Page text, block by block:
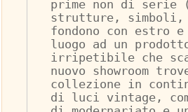
prime non di serie
strutture,
fondono con estro
luogo ad un
irripetibile che
nuovo showroom
collezione in
di luci vintage,